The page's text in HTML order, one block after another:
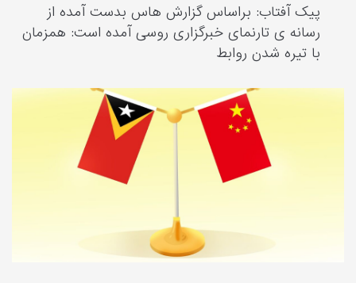
پیک آفتاب: براساس گزارش هاس بدست آمده از
رسانه ی تارنمای خبرگزاری روسی آمده است: همزمان
با تیره شدن روابط